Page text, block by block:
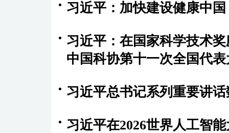
习近平：加快建设健康中国
习近平：在国家科学技术
中国科协第十一次全国代
习近平总书记系列重要讲
习近平在2026世界人工智